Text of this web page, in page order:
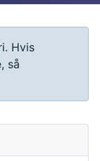
Hvis
så